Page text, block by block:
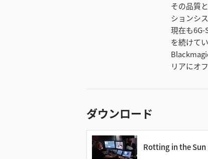
その品質
ションシ
現在も
を続けて
リアにオ
ダウンロード
Rotting in the Sun